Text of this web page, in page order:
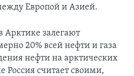
Европой и Азией.
залегают
20% всей нефти и газа
нефти на арктических
Россия считает своими,